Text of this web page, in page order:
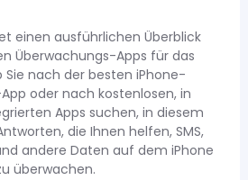
einen ausführlichen Überblick
Überwachungs-Apps für das
Sie nach der besten iPhone-
oder nach kostenlosen, in
Apps suchen, in diesem
die Ihnen helfen, SMS,
andere Daten auf dem iPhone
überwachen.